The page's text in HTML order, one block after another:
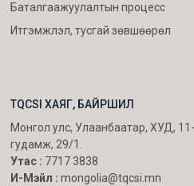
Баталгаажуулалтын процесс
Итгэмжлэл, тусгай зөвшөөрөл
TQCSI ХАЯГ, БАЙРШИЛ
Монгол улс, Улаанбаатар, ХУД,
гудамж, 29/1.
Утас : 7717 3838
И-Мэйл : mongolia@tqcsi.mn